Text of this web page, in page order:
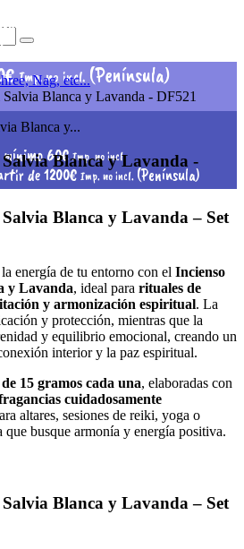
mínimo 60€Imp. no incl.
de 1200€ Imp. no incl. (Península)
mínimo 60€
pagados a partir de
Imp. no incl. (Península)
Nag, etc...
Blanca y Lavanda - DF521
Blanca y Lavanda -
Blanca y Lavanda – Set
energía de tu entorno con el Incienso
y Lavanda, ideal para rituales de
y armonización espiritual. La
y protección, mientras que la
y equilibrio emocional, creando un
interior y la paz espiritual.
15 gramos cada una, elaboradas con
cuidadosamente
altares, sesiones de reiki, yoga o
que busque armonía y energía positiva.
Blanca y Lavanda – Set